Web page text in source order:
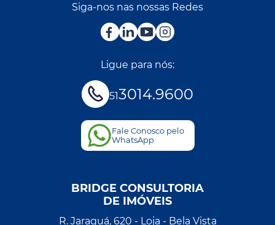
Siga-nos nas nossas Redes
Ligue para nós:
513014.9600
Fale Conosco pelo
WhatsApp
BRIDGE CONSULTORIA
DE IMÓVEIS
R. Jaraguá, 620 - Loja - Bela Vista